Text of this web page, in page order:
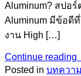
Aluminum? สปอ
Aluminum มีข้อดี
งาน High […]
Continue reading
Posted in บทความ